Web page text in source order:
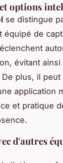
options
se distingue
équipé de
évitant ainsi
plus, il
application
et pratique
d'autres